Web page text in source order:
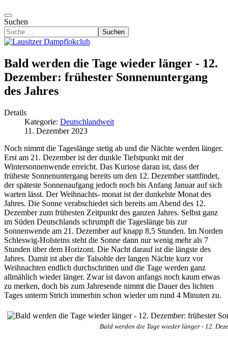
Suchen
Suchen
Bald werden die Tage wieder länger - 12.
Dezember: frühester Sonnenuntergang
des Jahres
Details
Kategorie: Deutschlandweit
11. Dezember 2023
Noch nimmt die Tageslänge stetig ab und die Nächte werden länger.
Erst am 21. Dezember ist der dunkle Tiefstpunkt mit der
Wintersonnenwende erreicht. Das Kuriose daran ist, dass der
früheste Sonnenuntergang bereits um den 12. Dezember stattfindet,
der späteste Sonnenaufgang jedoch noch bis Anfang Januar auf sich
warten lässt. Der Weihnachts- monat ist der dunkelste Monat des
Jahres. Die Sonne verabschiedet sich bereits am Abend des 12.
Dezember zum frühesten Zeitpunkt des ganzen Jahres. Selbst ganz
im Süden Deutschlands schrumpft die Tageslänge bis zur
Sonnenwende am 21. Dezember auf knapp 8,5 Stunden. Im Norden
Schleswig-Holsteins steht die Sonne dann nur wenig mehr als 7
Stunden über dem Horizont. Die Nacht darauf ist die längste des
Jahres. Damit ist aber die Talsohle der langen Nächte kurz vor
Weihnachten endlich durchschritten und die Tage werden ganz
allmählich wieder länger. Zwar ist davon anfangs noch kaum etwas
zu merken, doch bis zum Jahresende nimmt die Dauer des lichten
Tages unterm Strich immerhin schon wieder um rund 4 Minuten zu.
Bald werden die Tage wieder länger - 12.